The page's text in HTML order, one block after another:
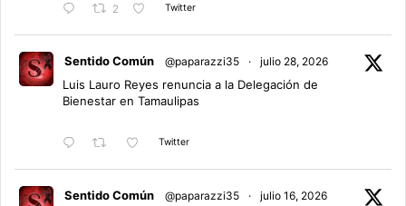
2 Twitter
Sentido Común @paparazzi35 · julio 28, 2026
Luis Lauro Reyes renuncia a la Delegación de
Bienestar en Tamaulipas
Twitter
Sentido Común @paparazzi35 · julio 16, 2026